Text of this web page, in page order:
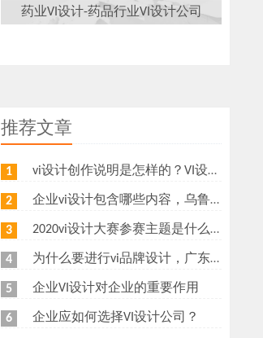
药业VI设计-药品行业VI设计公司
推荐文章
1 vi设计创作说明是怎样的？VI设计的方法有哪些
2 企业vi设计包含哪些内容，乌鲁木齐vi设计公司选谁好？
3 2020vi设计大赛参赛主题是什么？评分标准有哪些
4 为什么要进行vi品牌设计，广东佛山vi品牌设计公司选谁好？
5 企业VI设计对企业的重要作用
6 企业应如何选择VI设计公司？